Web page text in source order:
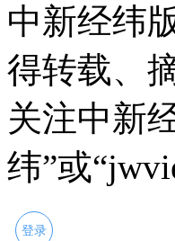
中新经纬
得转载、
关注中新
纬”或
登录